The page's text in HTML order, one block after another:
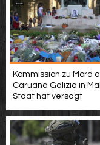
Kommission zu Mord
Caruana Galizia in
Staat hat versagt